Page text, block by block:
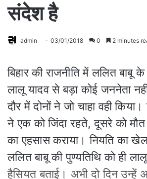
संदेश है
admin 03/01/2018 0 2 minutes
बिहार की राजनीति में ललित
लालू यादव से बड़ा कोई जननेता
दौर में दोनों ने जो चाहा वही
ने एक को जिंदा रहते, दूसरे को मौत
का एहसास कराया। नियति का
ललित बाबू की पुण्यतिथि को ही
हैसियत बताई। अभी दो दिन उन्हें